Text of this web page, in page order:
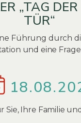
„TAG
TÜR“
Führung durch
und eine
Sie, Ihre Familie